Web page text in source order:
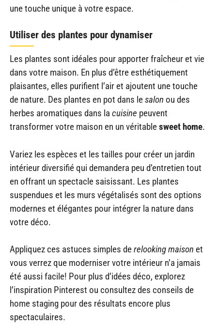
une touche unique à votre espace.
Utiliser des plantes pour dynamiser
Les plantes sont idéales pour apporter fraîcheur et vie
dans votre maison. En plus d’être esthétiquement
plaisantes, elles purifient l’air et ajoutent une touche
de nature. Des plantes en pot dans lesalon ou des
herbes aromatiques dans la cuisine peuvent
transformer votre maison en un véritablesweet home.
Variez les espèces et les tailles pour créer un jardin
intérieur diversifié qui demandera peu d’entretien tout
en offrant un spectacle saisissant. Les plantes
suspendues et les murs végétalisés sont des options
modernes et élégantes pour intégrer la nature dans
votre déco.
Appliquez ces astuces simples derelooking maison et
vous verrez que moderniser votre intérieur n’a jamais
été aussi facile! Pour plus d’idées déco, explorez
l’inspiration Pinterest ou consultez des conseils de
home staging pour des résultats encore plus
spectaculaires.